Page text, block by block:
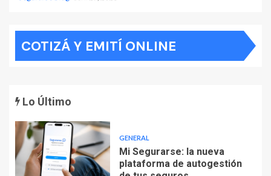
COTIZÁ Y EMITÍ ONLINE
Lo Último
GENERAL
Mi Segurarse: la nueva
plataforma de autogestión